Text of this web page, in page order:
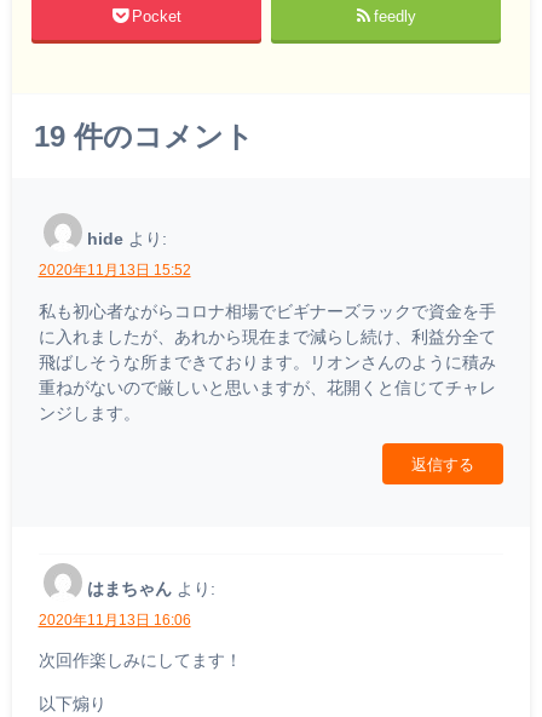
Pocket feedly
19件のコメント
hide より:
2020年11月13日 15:52
私も初心者ながらコロナ相場でビギナーズラックで資金を手
に入れましたが、あれから現在まで減らし続け、利益分全て
飛ばしそうな所まできております。リオンさんのように積み
重ねがないので厳しいと思いますが、花開くと信じてチャレ
ンジします。
返信する
はまちゃん より:
2020年11月13日 16:06
次回作楽しみにしてます！
以下煽り